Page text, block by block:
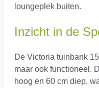
loungeplek buiten.
Inzicht in de
De Victoria tuinbank
maar ook functioneel.
hoog en 60 cm diep,